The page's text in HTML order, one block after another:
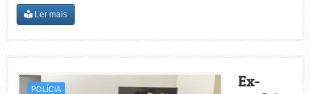
Ler mais
POLÍCIA
Ex-